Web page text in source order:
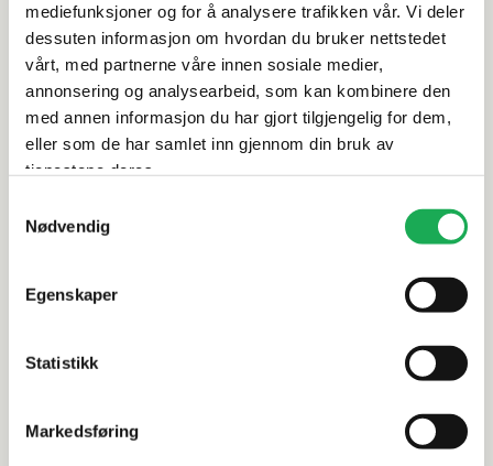
mediefunksjoner og for å analysere trafikken vår. Vi deler
dessuten informasjon om hvordan du bruker nettstedet
vårt, med partnerne våre innen sosiale medier,
annonsering og analysearbeid, som kan kombinere den
med annen informasjon du har gjort tilgjengelig for dem,
eller som de har samlet inn gjennom din bruk av
tjenestene deres.
Nødvendig
Egenskaper
Statistikk
Markedsføring
Leveringsinformasjon
Dokumentasjon
Alternative produkter
PURUS
Slukrist
Onyx
PURUS